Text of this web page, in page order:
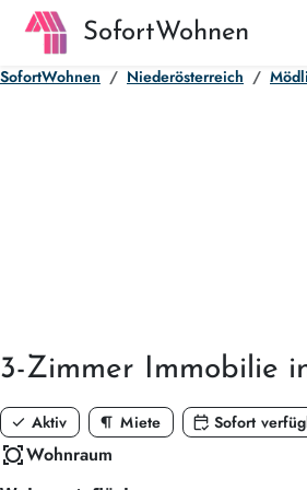
SofortWohnen
SofortWohnen Niederösterreich
3-Zimmer Immobilie
check Aktiv format_paragraph Miete calendar_check Sofort
all_outWohnraum